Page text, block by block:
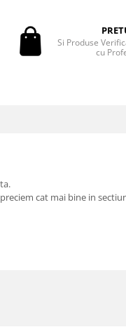
Si Produse
cu
cat mai bine in